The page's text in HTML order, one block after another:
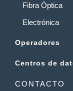
Fibra Óptica
Electrónica
Operadores
Centros de
CONTACTO